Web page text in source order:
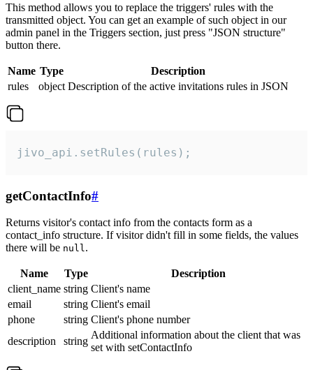
This method allows you to replace the triggers' rules with the
transmitted object. You can get an example of such object in our
admin panel in the Triggers section, just press "JSON structure"
button there.
Name Type
Description
rules
object Description of the active invitations rules in JSON
jivo_api.setRules(rules);
getContactInfo#
Returns visitor's contact info from the contacts form as a
contact_info structure. If visitor didn't fill in some fields, the values
there will be null.
Name Type
Description
client_name string Client's name
email
string Client's email
phone
string Client's phone number
description
string
Additional information about the client that was
set with setContactInfo